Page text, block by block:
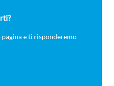
e ti risponderemo